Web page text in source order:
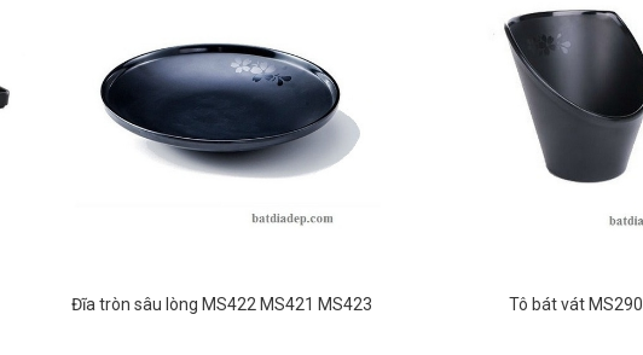
Đĩa tròn sâu lòng MS422 MS421 MS423 Tô bát vát MS290